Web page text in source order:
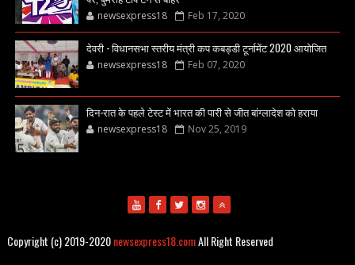
newsexpress18 Feb 17, 2020
देवरी - विधानसभा स्तरीय मंत्री कप कबड्डी टूर्नामेंट 2020 आयोजित
newsexpress18 Feb 07, 2020
दिन-रात के पहले टेस्ट में भारत की पारी से जीत बांग्लादेश को हराया
newsexpress18 Nov 25, 2019
Copyright (c) 2019-2020newsexpress18.comAll Right Reserved